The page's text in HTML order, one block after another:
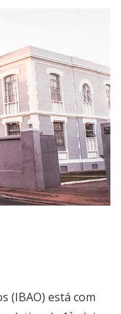
(IBAO) está com